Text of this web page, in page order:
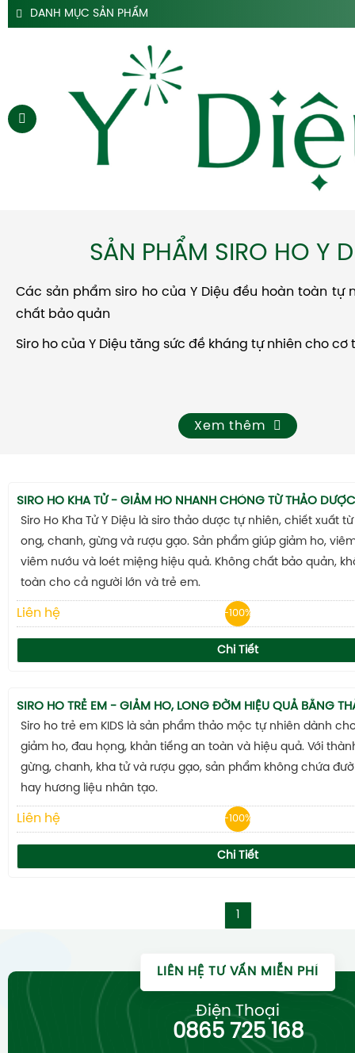
DANH MỤC SẢN PHẨM
SẢN PHẨM HỖ TRỢ DẠ DÀY Y DIỆU
SẢN PHẨM ĐẠI TRÀNG TÁO BÓN Y DIỆU
SẢN PHẨM HÀ THỦ Ô
SẢN PHẨM TAM THẤT Y DIỆU
CAO DẠ CẨM
SIRO TÁO BÓN
HÀ THỦ Ô
Kiến Thức Về Dạ Dày
Kiến Thức Về Hà Thủ Ô
Kiến Thức Về Tam Thất
Kiến Thức Về Tiểu Đường
Nấm Lưỡi
SẢN PHẨM SIRO HO Y
Các sản phẩm siro ho của Y Diệu đều hoàn toàn tự
chất bảo quản
Siro ho của Y Diệu tăng sức đề kháng tự nhiên cho cơ
Xem thêm
SIRO HO KHA TỬ - GIẢM HO NHANH CHÓNG TỪ THẢO
Siro Ho Kha Tử Y Diệu là siro thảo dược tự nhiên, chiết xuất
ong, chanh, gừng và rượu gạo. Sản phẩm giúp giảm ho,
viêm nướu và loét miệng hiệu quả. Không chất bảo quản,
toàn cho cả người lớn và trẻ em.
Liên hệ -100%
Chi Tiết
SIRO HO TRẺ EM - GIẢM HO, LONG ĐỜM HIỆU QUẢ BẰNG
Siro ho trẻ em KIDS là sản phẩm thảo mộc tự nhiên dành
giảm ho, đau họng, khản tiếng an toàn và hiệu quả. Với
gừng, chanh, kha tử và rượu gạo, sản phẩm không chứa
hay hương liệu nhân tạo.
Liên hệ -100%
Chi Tiết
1
LIÊN HỆ TƯ VẤN MIỄN PHÍ
Điện Thoại
0865 725 168